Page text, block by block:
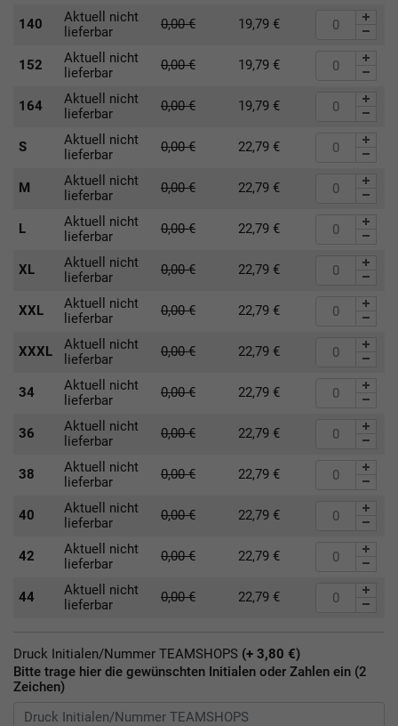
140
Aktuell nicht
lieferbar
0,00€ 19,79 €
152
Aktuell nicht
lieferbar
0,00€ 19,79 €
164
Aktuell nicht
lieferbar
0,00€ 19,79 €
S
Aktuell nicht
lieferbar
0,00€ 22,79 €
M
Aktuell nicht
lieferbar
0,00€ 22,79 €
L
Aktuell nicht
lieferbar
0,00€ 22,79 €
XL
Aktuell nicht
lieferbar
0,00€ 22,79 €
XXL
Aktuell nicht
lieferbar
0,00€ 22,79 €
XXXL
Aktuell nicht
lieferbar
0,00€ 22,79 €
34
Aktuell nicht
lieferbar
0,00€ 22,79 €
36
Aktuell nicht
lieferbar
0,00€ 22,79 €
38
Aktuell nicht
lieferbar
0,00€ 22,79 €
40
Aktuell nicht
lieferbar
0,00€ 22,79 €
42
Aktuell nicht
lieferbar
0,00€ 22,79 €
44
Aktuell nicht
lieferbar
0,00€ 22,79 €
Druck Initialen/Nummer TEAMSHOPS (+ 3,80 €)
Bitte trage hier die gewünschten Initialen oder Zahlen ein (2
Zeichen)